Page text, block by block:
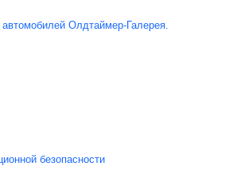
Олдтаймер-Галерея.
безопасности